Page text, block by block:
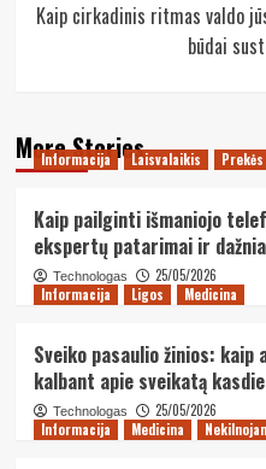
Kaip cirkadinis ritmas valdo
būdai
More Stories
Informacija Laisvalaikis Prekės
Kaip pailginti išmaniojo
ekspertų patarimai ir
Technologas
25/05/2026
Informacija
Ligos Medicina
Sveiko pasaulio žinios:
kalbant apie sveikatą
Technologas
25/05/2026
Informacija
Medicina